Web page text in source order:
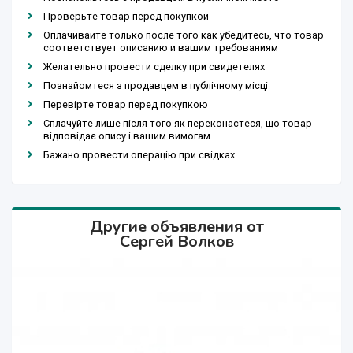
Проверьте товар перед покупкой
Оплачивайте только после того как убедитесь, что товар
соответствует описанию и вашим требованиям
Желательно провести сделку при свидетелях
Познайомтеся з продавцем в публічному місці
Перевірте товар перед покупкою
Сплачуйте лише після того як переконаєтеся, що товар
відповідає опису і вашим вимогам
Бажано провести операцію при свідках
Другие объявления от
Cергей Волков